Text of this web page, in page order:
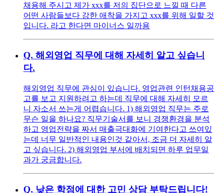
채용해 주시고 제가 xxx를 저의 집단으로 느낄 때 다른
어떤 사람들보다 강한 애착을 가지고 xxx를 위해 일할 것
입니다. 라고 한다면 마이너스 일까용
Q. 해외영업 직무에 대해 자세히 알고 싶습니
다.
해외영업 직무에 관심이 있습니다. 영업관련 인턴채용공
고를 보고 지원하려고 하는데 직무에 대해 자세히 모르
니 자소서 쓰는게 어렵습니다. 1) 해외영업 직무는 주로
무슨 일을 하나요? 직무기술서를 보니 경쟁환경을 분석
하고 영업전략을 짜서 매출극대화에 기여한다고 쓰여있
는데 너무 일반적인 내용인것 같아서, 조금 더 자세히 알
고 싶습니다. 2) 해외영업 부서에 배치되면 하루 업무일
과가 궁금합니다.
Q. 낮은 학점에 대한 고민 상담 부탁드립니다!